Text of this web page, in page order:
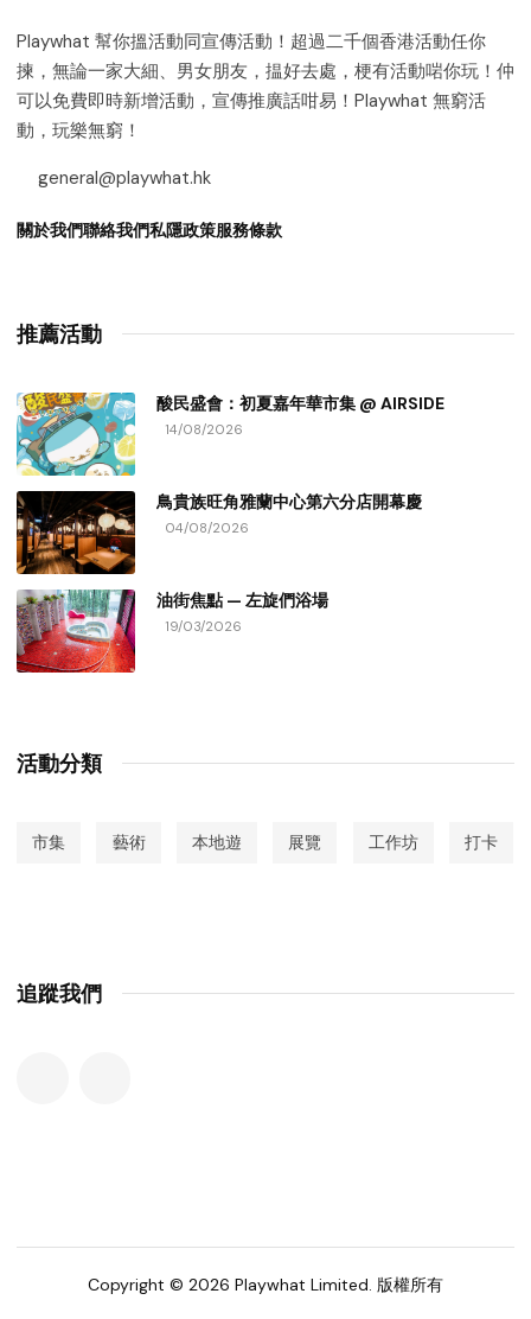
Playwhat 幫你搵活動同宣傳活動！超過二千個香港活動任你
揀，無論一家大細、男女朋友，揾好去處，梗有活動啱你玩！仲
可以免費即時新增活動，宣傳推廣話咁易！Playwhat 無窮活
動，玩樂無窮！
general@playwhat.hk
關於我們聯絡我們私隱政策服務條款
推薦活動
酸民盛會：初夏嘉年華市集 @ AIRSIDE
14/08/2026
鳥貴族旺角雅蘭中心第六分店開幕慶
04/08/2026
油街焦點 — 左旋們浴場
19/03/2026
活動分類
市集 藝術 本地遊 展覽 工作坊 打卡
追蹤我們
Copyright © 2026 Playwhat Limited. 版權所有